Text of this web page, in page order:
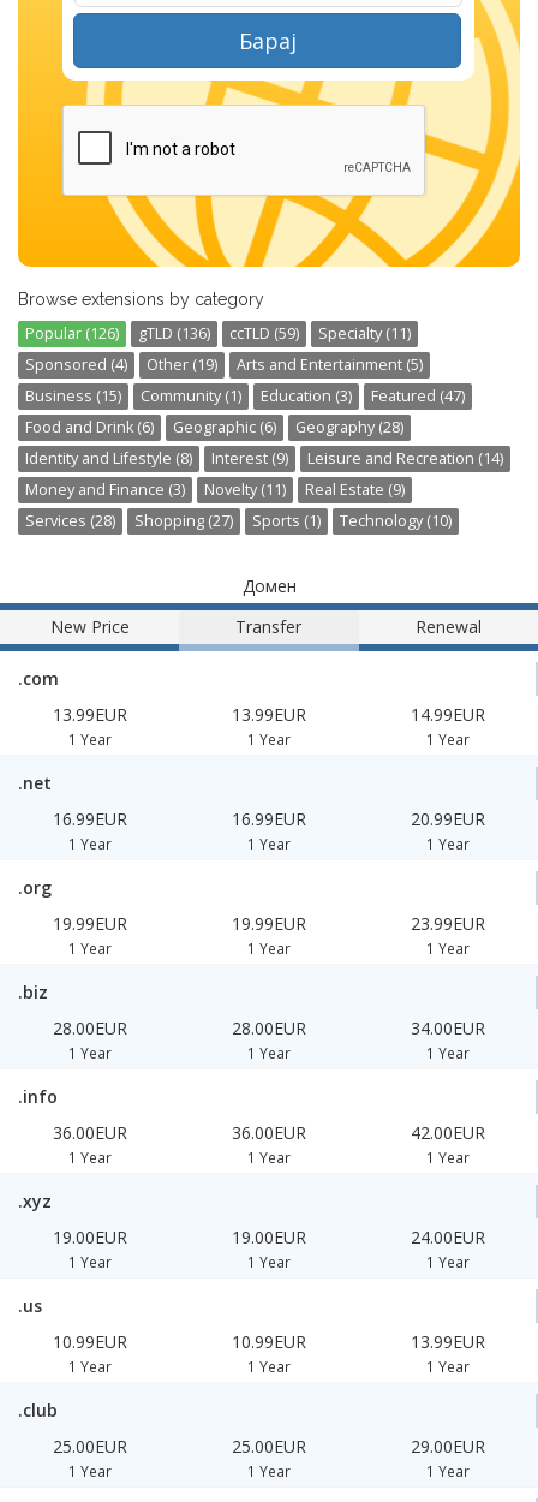
Барај
Browse extensions by category
Popular (126) gTLD (136) ccTLD (59)
Specialty (11)
Sponsored (4)
Other (19)
Arts and Entertainment (5)
Business (15)
Community (1) Education (3)
Featured (47)
Food and Drink (6)
Geographic (6)
Geography (28)
Identity and Lifestyle (8)
Interest (9)
Leisure and Recreation (14)
Money and Finance (3)
Novelty (11)
Real Estate (9)
Services (28)
Shopping (27) Sports (1) Technology (10)
Домен
New Price
Transfer Renewal
.com
13.99EUR
1 Year
13.99EUR
1 Year
14.99EUR
1 Year
.net
16.99EUR
1 Year
16.99EUR
1 Year
20.99EUR
1 Year
.org
19.99EUR
1 Year
19.99EUR
1 Year
23.99EUR
1 Year
.biz
28.00EUR
1 Year
28.00EUR
1 Year
34.00EUR
1 Year
.info
36.00EUR
1 Year
36.00EUR
1 Year
42.00EUR
1 Year
.xyz
19.00EUR
1 Year
19.00EUR
1 Year
24.00EUR
1 Year
.us
10.99EUR
1 Year
10.99EUR
1 Year
13.99EUR
1 Year
.club
25.00EUR
1 Year
25.00EUR
1 Year
29.00EUR
1 Year